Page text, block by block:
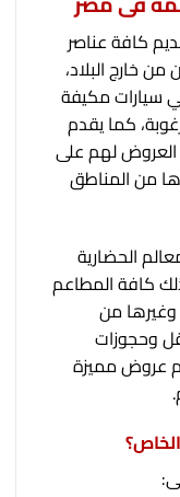
كافة عناصر
من خارج البلاد،
سيارات مكيفة
كما يقدم
لهم على
من المناطق
الحضارية
كافة المطاعم
من
وحجوزات
عروض مميزة